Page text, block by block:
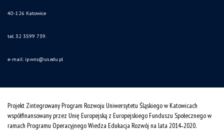
40-126 Katowice
tel. 32 3599 739.
e-mail: ip.wns@us.edu.pl
Projekt Zintegrowany Program Rozwoju Uniwersytetu Śląskiego w Katowicach
współfinansowany przez Unię Europejską z Europejskiego Funduszu Społecznego w
ramach Programu Operacyjnego Wiedza Edukacja Rozwój na lata 2014˗2020.